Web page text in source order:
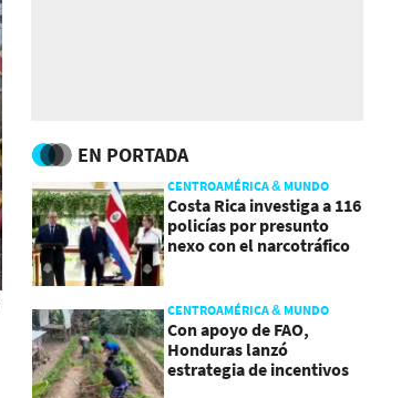
EN PORTADA
CENTROAMÉRICA & MUNDO
Costa Rica investiga a 116
policías por presunto
nexo con el narcotráfico
CENTROAMÉRICA & MUNDO
Con apoyo de FAO,
Honduras lanzó
estrategia de incentivos